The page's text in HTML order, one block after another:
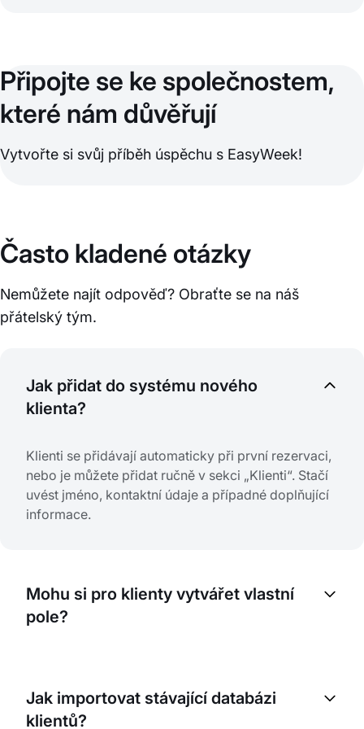
Připojte se ke společnostem,
které nám důvěřují
Vytvořte si svůj příběh úspěchu s EasyWeek!
Často kladené otázky
Nemůžete najít odpověď? Obraťte se na náš
přátelský tým.
Jak přidat do systému nového
klienta?
Klienti se přidávají automaticky při první rezervaci,
nebo je můžete přidat ručně v sekci „Klienti“. Stačí
uvést jméno, kontaktní údaje a případné doplňující
informace.
Mohu si pro klienty vytvářet vlastní
pole?
preference, historie nákupů a další. Pomůže vám to
personalizovat obsluhu.
Jak importovat stávající databázi
klientů?